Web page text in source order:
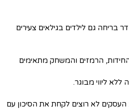
גם לילדים בגילאים צעירים
הרמזים והמשחק מתאימים
הוריהם, אבל רוב העסקים לא רוצים לקחת את הסיכון עם